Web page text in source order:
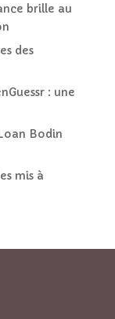
brille au
des
: une
Bodin
mis à